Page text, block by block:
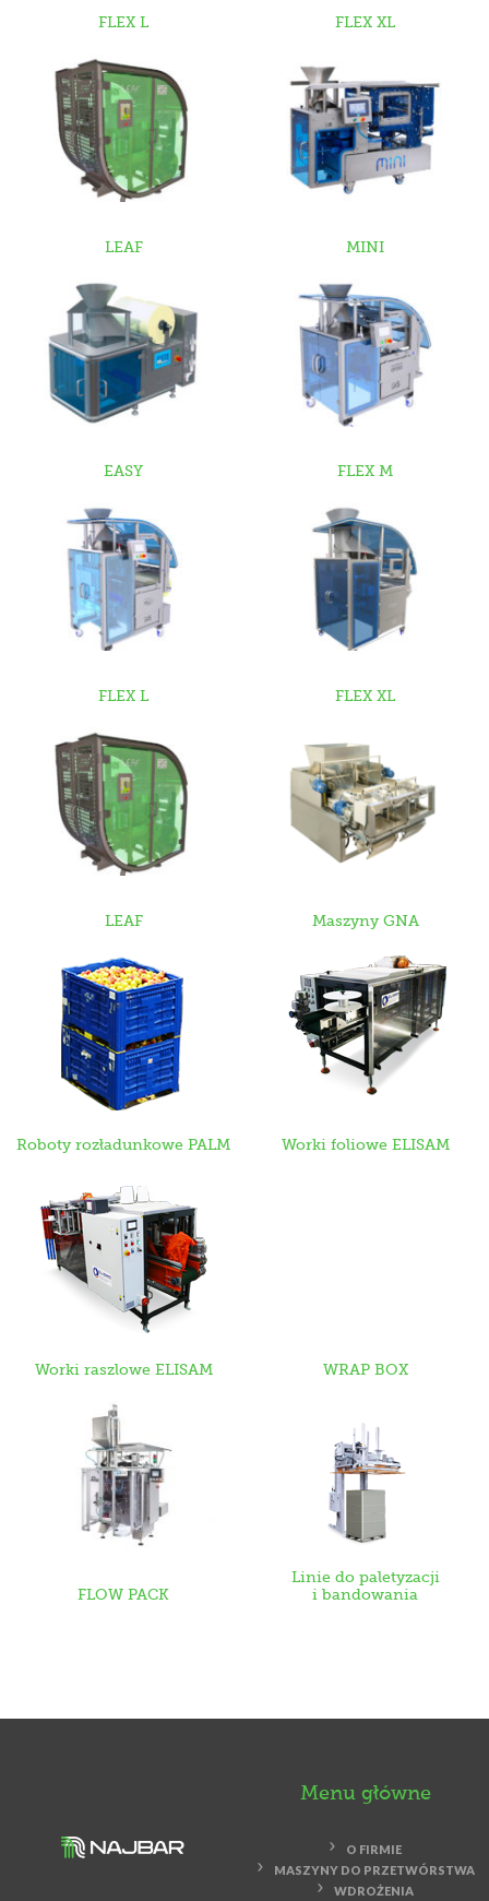
FLEX L FLEX XL
LEAF MINI
EASY FLEX M
FLEX L FLEX XL
LEAF Maszyny GNA
Roboty rozładunkowe PALM Worki foliowe ELISAM
Worki raszlowe ELISAM WRAP BOX
FLOW PACK
Linie do paletyzacji
i bandowania
Menu główne
O FIRMIE
MASZYNY DO PRZETWÓRSTWA
WDROŻENIA